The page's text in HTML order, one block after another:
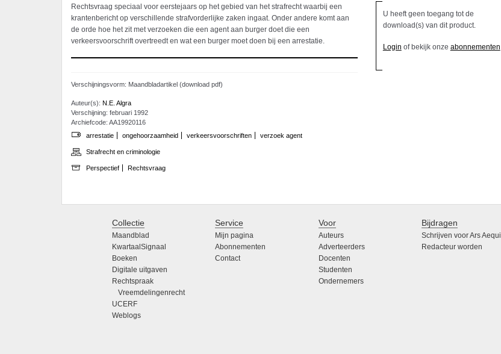
Rechtsvraag speciaal voor eerstejaars op het gebied van het strafrecht waarbij een
krantenbericht op verschillende strafvorderlijke zaken ingaat. Onder andere komt aan
de orde hoe het zit met verzoeken die een agent aan burger doet die een
verkeersvoorschrift overtreedt en wat een burger moet doen bij een arrestatie.
Verschijningsvorm: Maandbladartikel (download pdf)
Auteur(s): N.E. Algra
Verschijning: februari 1992
Archiefcode: AA19920116
arrestatie
ongehoorzaamheid verkeersvoorschriften verzoek agent
Strafrecht en criminologie
Perspectief Rechtsvraag
U heeft geen toegang tot de
download(s) van dit product.
Login of bekijk onze abonnementen
Collectie
Maandblad
KwartaalSignaal
Boeken
Digitale uitgaven
Rechtspraak
Vreemdelingenrecht
UCERF
Weblogs
Service
Mijn pagina
Abonnementen
Contact
Voor
Auteurs
Adverteerders
Docenten
Studenten
Ondernemers
Bijdragen
Schrijven voor Ars Aequi
Redacteur worden